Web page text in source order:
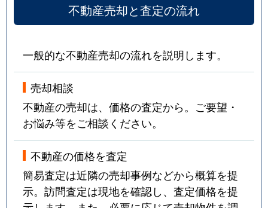
不動産売却と査定の流れ
一般的な不動産売却の流れを説明します。
売却相談
不動産の売却は、価格の査定から。ご要望・
お悩み等をご相談ください。
不動産の価格を査定
簡易査定は近隣の売却事例などから概算を提
示。訪問査定は現地を確認し、査定価格を提